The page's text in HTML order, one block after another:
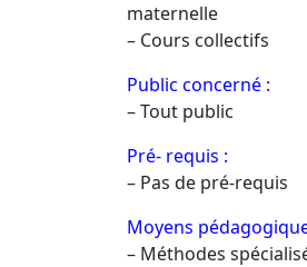
maternelle
– Cours collectifs
Public concerné :
– Tout public
Pré- requis :
– Pas de pré-requis
Moyens
– Méthodes